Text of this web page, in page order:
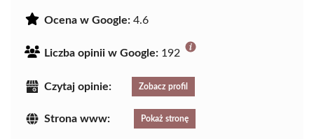
Ocena w Google: 4.6
Liczba opinii w Google: 192
Czytaj opinie: Zobacz profil
Strona www: Pokaż stronę